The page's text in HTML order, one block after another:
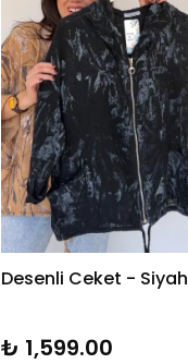
Desenli Ceket - Siyah
₺ 1,599.00